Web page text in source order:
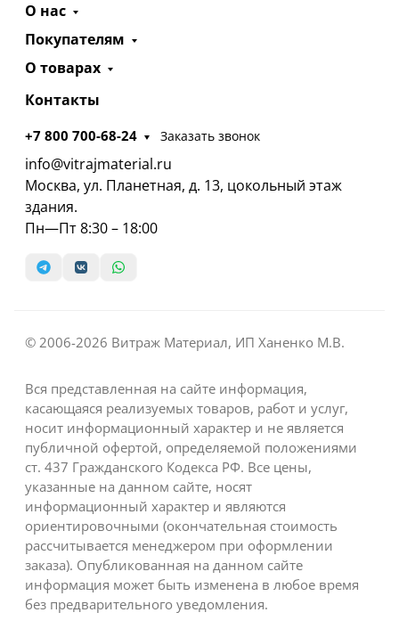
О нас
Покупателям
О товарах
Контакты
+7 800 700-68-24 Заказать звонок
info@vitrajmaterial.ru
Москва, ул. Планетная, д. 13, цокольный этаж
здания.
Пн—Пт 8:30 – 18:00
© 2006-2026 Витраж Материал, ИП Ханенко М.В.
Вся представленная на сайте информация,
касающаяся реализуемых товаров, работ и услуг,
носит информационный характер и не является
публичной офертой, определяемой положениями
ст. 437 Гражданского Кодекса РФ. Все цены,
указанные на данном сайте, носят
информационный характер и являются
ориентировочными (окончательная стоимость
рассчитывается менеджером при оформлении
заказа). Опубликованная на данном сайте
информация может быть изменена в любое время
без предварительного уведомления.